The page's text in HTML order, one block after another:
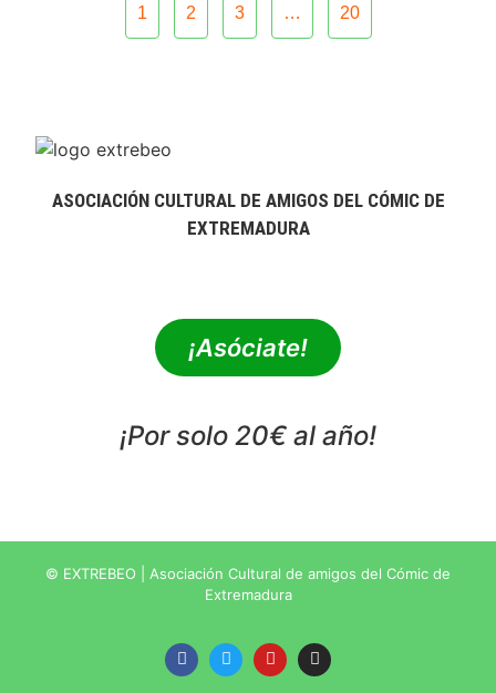
1 2 3 … 20
ASOCIACIÓN CULTURAL DE AMIGOS DEL CÓMIC DE
EXTREMADURA
¡Asóciate!
¡Por solo 20€ al año!
© EXTREBEO | Asociación Cultural de amigos del Cómic de
Extremadura